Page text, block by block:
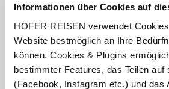
Informationen über Cookies auf
HOFER REISEN verwendet
Website bestmöglich an Ihre
können. Cookies & Plugins
bestimmter Features, das Teilen
(Facebook, Instagram etc.) und das
INKLUSIV-
2 – 7 x Übernachtung im Hotel Das
Verpflegung: Frühstücksbuffet
Benutzung des hoteleigenen
(Öffnungszeiten lt. Aushang vor Ort